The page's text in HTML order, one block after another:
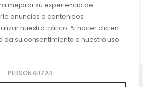
mejorar su experiencia de
anuncios o contenidos
nuestro tráfico. Al hacer clic en
da su consentimiento a nuestro uso
PERSONALIZAR